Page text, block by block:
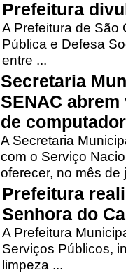
Prefeitura
A Prefeitura de São
Pública e Defesa
entre ...
Secretaria
SENAC
de
A Secretaria
com o Serviço
oferecer, no mês de
Prefeitura
Senhora do
A Prefeitura
Serviços Públicos,
limpeza ...